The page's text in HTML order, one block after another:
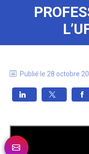
Publié le 28 octobre